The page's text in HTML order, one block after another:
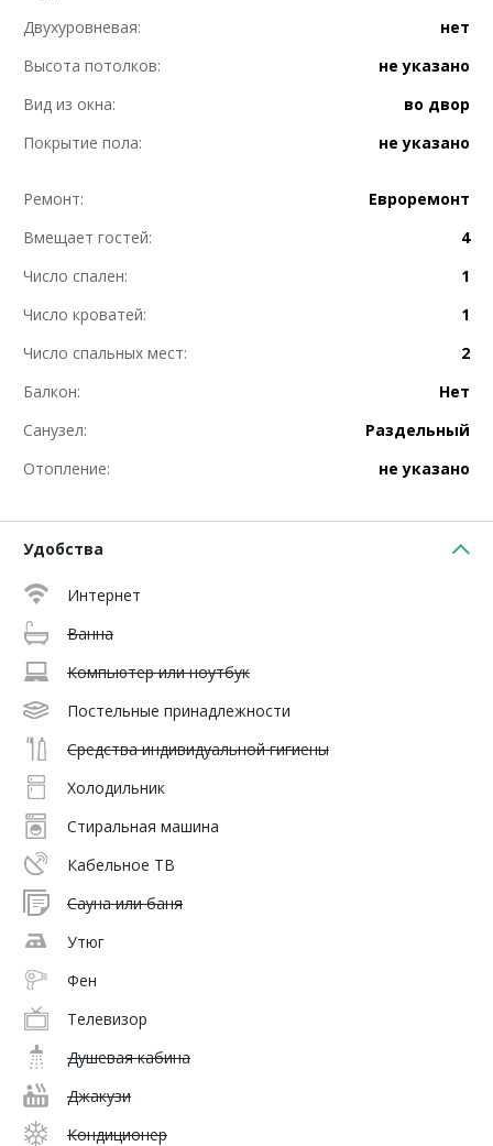
Двухуровневая:
нет
Высота потолков:
не указано
Вид из окна:
во двор
Покрытие пола:
не указано
Ремонт:
Евроремонт
Вмещает гостей:
4
Число спален:
1
Число кроватей:
1
Число спальных мест:
2
Балкон:
Нет
Санузел:
Раздельный
Отопление:
не указано
Удобства
Интернет
Ванна
Компьютер или ноутбук
Постельные принадлежности
Средства индивидуальной гигиены
Холодильник
Стиральная машина
Кабельное ТВ
Сауна или баня
Утюг
Фен
Телевизор
Душевая кабина
Джакузи
Кондиционер